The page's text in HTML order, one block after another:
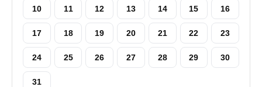
10 11 12 13 14 15 16
17 18 19 20 21 22 23
24 25 26 27 28 29 30
31